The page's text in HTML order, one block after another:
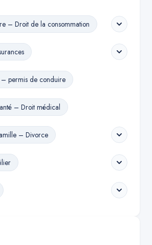
– Droit de la consommation
permis de conduire
– Droit médical
– Divorce